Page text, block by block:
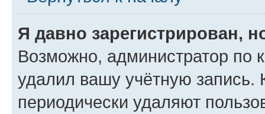
Я давно зарегистрирован,
Возможно, администратор по
удалил вашу учётную запись.
периодически удаляют